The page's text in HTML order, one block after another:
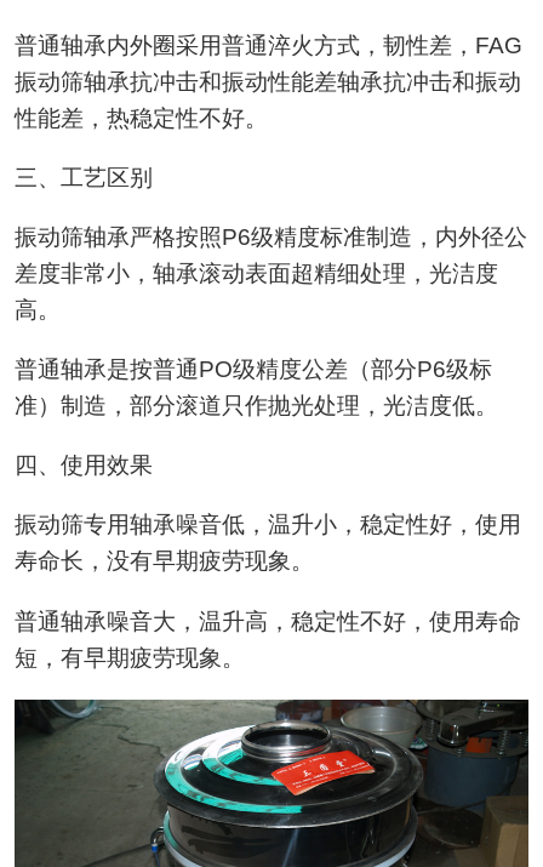
普通轴承内外圈采用普通淬火方式，韧性差，FAG
振动筛轴承抗冲击和振动性能差轴承抗冲击和振动
性能差，热稳定性不好。
三、工艺区别
振动筛轴承严格按照P6级精度标准制造，内外径公
差度非常小，轴承滚动表面超精细处理，光洁度
高。
普通轴承是按普通PO级精度公差（部分P6级标
准）制造，部分滚道只作抛光处理，光洁度低。
四、使用效果
振动筛专用轴承噪音低，温升小，稳定性好，使用
寿命长，没有早期疲劳现象。
普通轴承噪音大，温升高，稳定性不好，使用寿命
短，有早期疲劳现象。